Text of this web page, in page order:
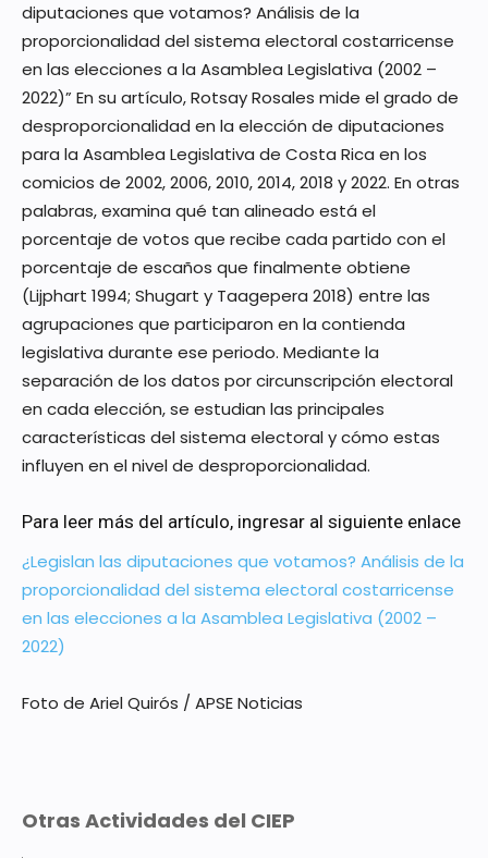
diputaciones que votamos? Análisis de la
proporcionalidad del sistema electoral costarricense
en las elecciones a la Asamblea Legislativa (2002 –
2022)” En su artículo, Rotsay Rosales mide el grado de
desproporcionalidad en la elección de diputaciones
para la Asamblea Legislativa de Costa Rica en los
comicios de 2002, 2006, 2010, 2014, 2018 y 2022. En otras
palabras, examina qué tan alineado está el
porcentaje de votos que recibe cada partido con el
porcentaje de escaños que finalmente obtiene
(Lijphart 1994; Shugart y Taagepera 2018) entre las
agrupaciones que participaron en la contienda
legislativa durante ese periodo. Mediante la
separación de los datos por circunscripción electoral
en cada elección, se estudian las principales
características del sistema electoral y cómo estas
influyen en el nivel de desproporcionalidad.
Para leer más del artículo, ingresar al siguiente enlace
¿Legislan las diputaciones que votamos? Análisis de la
proporcionalidad del sistema electoral costarricense
en las elecciones a la Asamblea Legislativa (2002 –
2022)
Foto de Ariel Quirós / APSE Noticias
Otras Actividades del CIEP